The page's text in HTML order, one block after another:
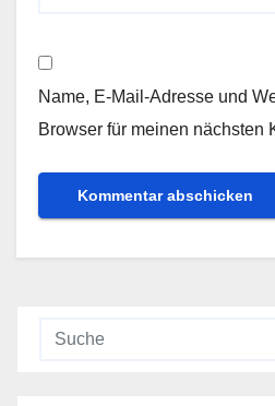
Name, E-Mail-Adresse und
Browser für meinen nächsten